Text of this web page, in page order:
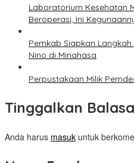
Laboratorium Kesehatan
Beroperasi, Ini
Pemkab Siapkan
Nino di Minahasa
Perpustakaan Milik
Tinggalkan
Anda harus masuk untuk